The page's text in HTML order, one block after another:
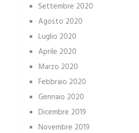
Settembre 2020
Agosto 2020
Luglio 2020
Aprile 2020
Marzo 2020
Febbraio 2020
Gennaio 2020
Dicembre 2019
Novembre 2019